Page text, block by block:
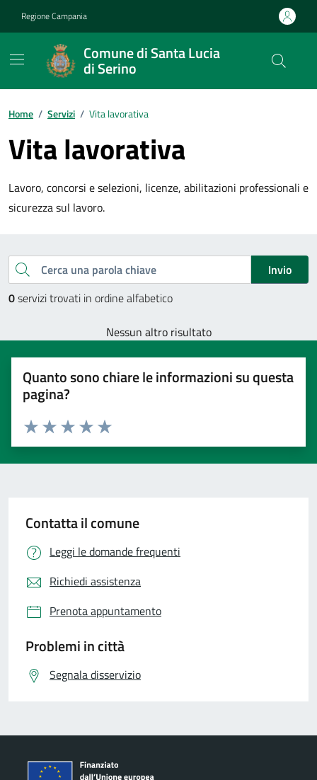
Regione Campania
Comune di Santa Lucia
di Serino
Home / Servizi / Vita lavorativa
Vita lavorativa
Lavoro, concorsi e selezioni, licenze, abilitazioni professionali e
sicurezza sul lavoro.
Esplora tutti i servizi
Cerca una parola chiave
Invio
0servizi trovati in ordine alfabetico
Nessun altro risultato
Quanto sono chiare le informazioni su questa
pagina?
Valuta 5 stelle su 5
Valuta 4 stelle su 5
Valuta 3 stelle su 5
Valuta 2 stelle su 5
Valuta 1 stelle su 5
Contatta il comune
Leggi le domande frequenti
Richiedi assistenza
Prenota appuntamento
Problemi in città
Segnala disservizio